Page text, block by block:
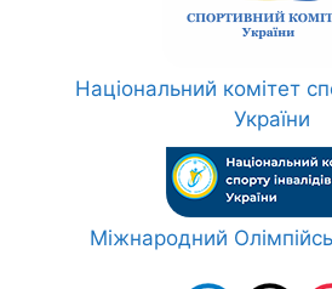
Національний комітет
України
Міжнародний